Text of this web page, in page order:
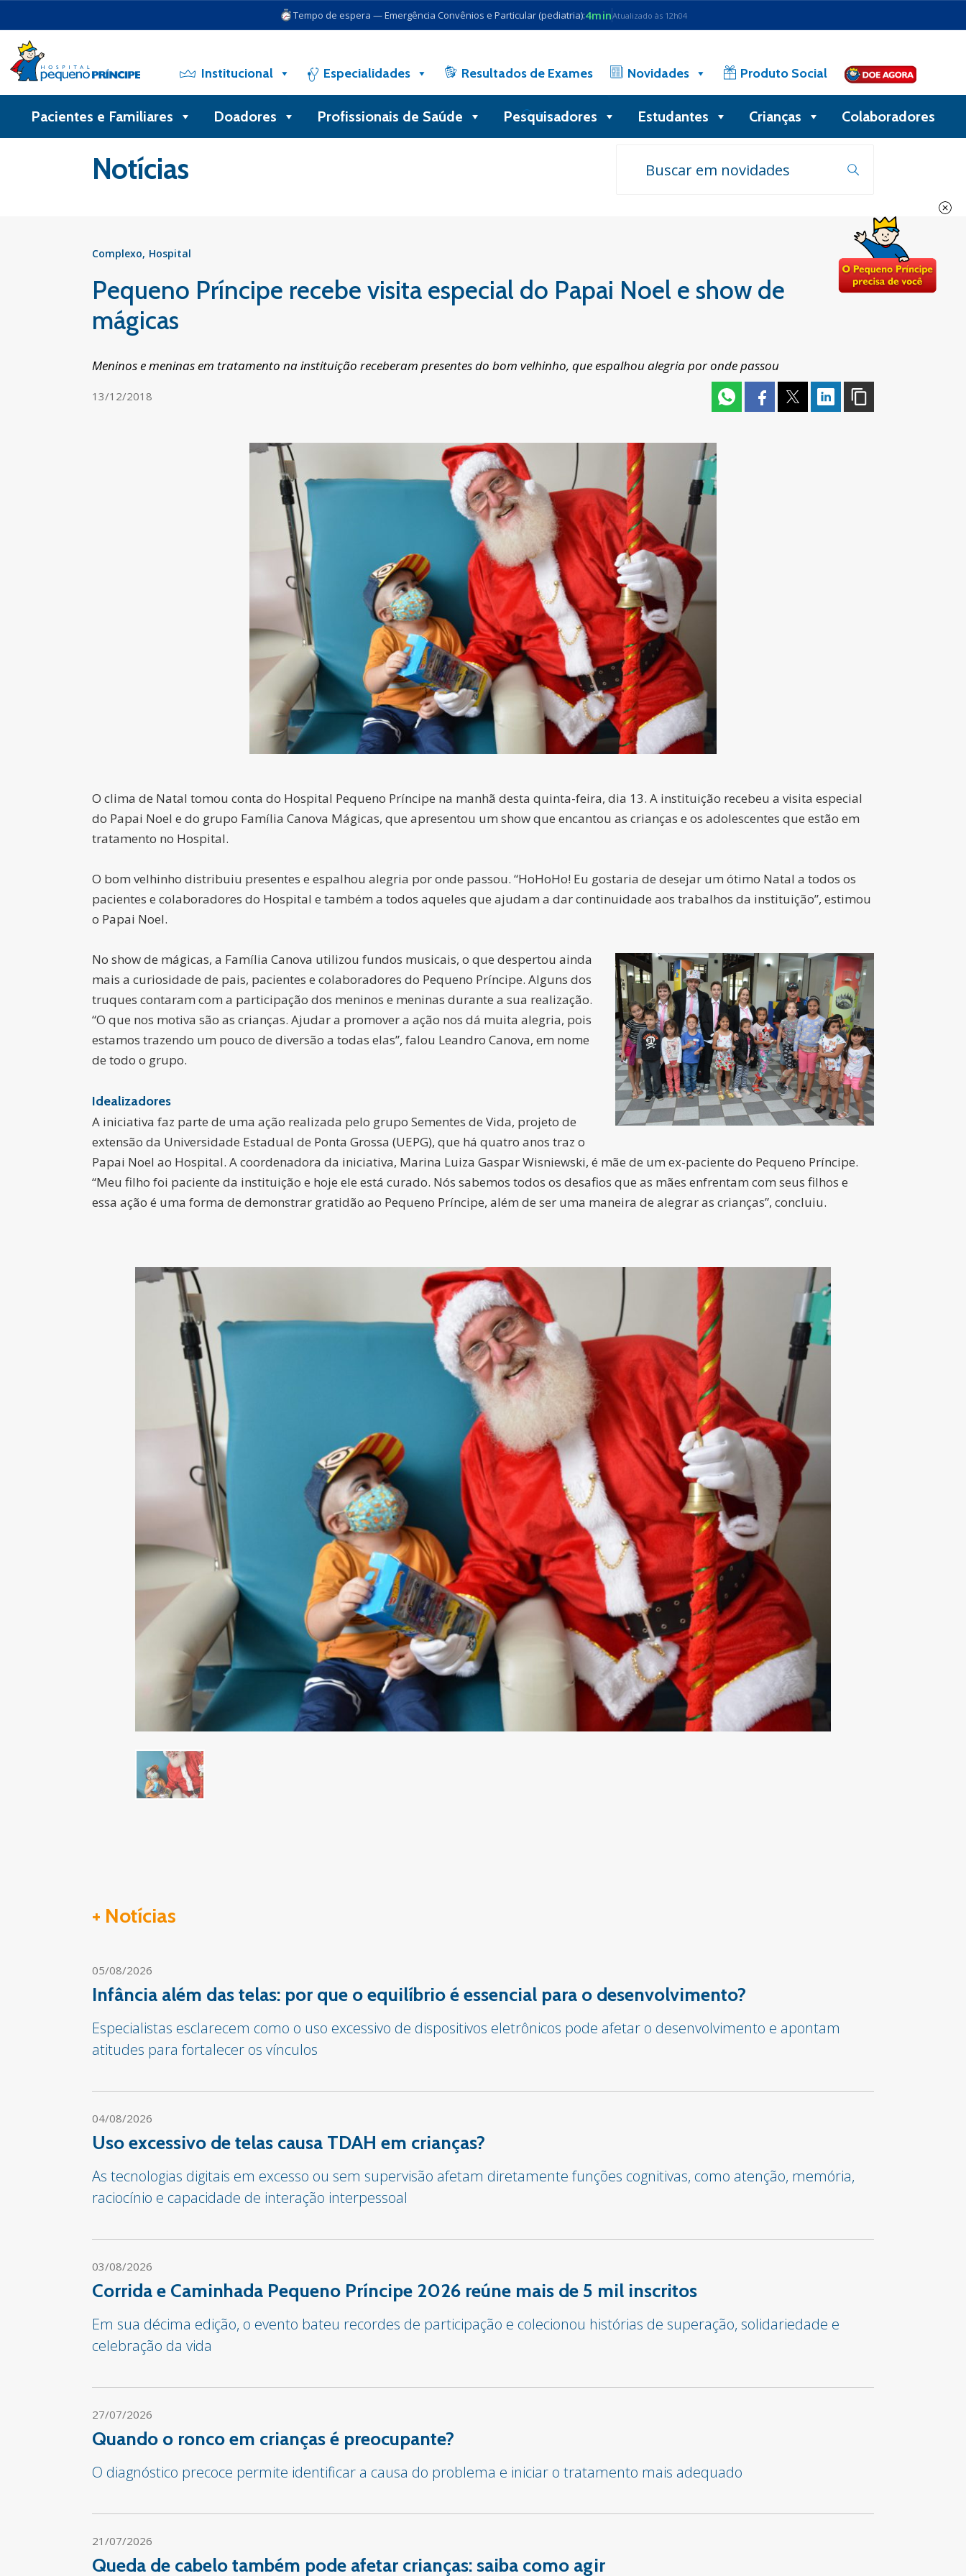
Tempo de espera — Emergência Convênios e Particular (pediatria):4minAtualizado às 12h04
Institucional Especialidades Resultados de Exames Novidades Produto Social
Busca
Pacientes e Familiares Doadores Profissionais de Saúde Pesquisadores Estudantes Crianças Colaboradores
Notícias
Complexo Hospital
Pequeno Príncipe recebe visita especial do Papai Noel e show de
mágicas
Meninos e meninas em tratamento na instituição receberam presentes do bom velhinho, que espalhou alegria por onde passou
13/12/2018
O clima de Natal tomou conta do Hospital Pequeno Príncipe na manhã desta quinta-feira, dia 13. A instituição recebeu a visita especial
do Papai Noel e do grupo Família Canova Mágicas, que apresentou um show que encantou as crianças e os adolescentes que estão em
tratamento no Hospital.
O bom velhinho distribuiu presentes e espalhou alegria por onde passou. “HoHoHo! Eu gostaria de desejar um ótimo Natal a todos os
pacientes e colaboradores do Hospital e também a todos aqueles que ajudam a dar continuidade aos trabalhos da instituição”, estimou
o Papai Noel.
No show de mágicas, a Família Canova utilizou fundos musicais, o que despertou ainda
mais a curiosidade de pais, pacientes e colaboradores do Pequeno Príncipe. Alguns dos
truques contaram com a participação dos meninos e meninas durante a sua realização.
“O que nos motiva são as crianças. Ajudar a promover a ação nos dá muita alegria, pois
estamos trazendo um pouco de diversão a todas elas”, falou Leandro Canova, em nome
de todo o grupo.
Idealizadores
A iniciativa faz parte de uma ação realizada pelo grupo Sementes de Vida, projeto de
extensão da Universidade Estadual de Ponta Grossa (UEPG), que há quatro anos traz o
Papai Noel ao Hospital. A coordenadora da iniciativa, Marina Luiza Gaspar Wisniewski, é mãe de um ex-paciente do Pequeno Príncipe.
“Meu filho foi paciente da instituição e hoje ele está curado. Nós sabemos todos os desafios que as mães enfrentam com seus filhos e
essa ação é uma forma de demonstrar gratidão ao Pequeno Príncipe, além de ser uma maneira de alegrar as crianças”, concluiu.
+ Notícias
05/08/2026
Infância além das telas: por que o equilíbrio é essencial para o desenvolvimento?
Especialistas esclarecem como o uso excessivo de dispositivos eletrônicos pode afetar o desenvolvimento e apontam
atitudes para fortalecer os vínculos
04/08/2026
Uso excessivo de telas causa TDAH em crianças?
As tecnologias digitais em excesso ou sem supervisão afetam diretamente funções cognitivas, como atenção, memória,
raciocínio e capacidade de interação interpessoal
03/08/2026
Corrida e Caminhada Pequeno Príncipe 2026 reúne mais de 5 mil inscritos
Em sua décima edição, o evento bateu recordes de participação e colecionou histórias de superação, solidariedade e
celebração da vida
27/07/2026
Quando o ronco em crianças é preocupante?
O diagnóstico precoce permite identificar a causa do problema e iniciar o tratamento mais adequado
21/07/2026
Queda de cabelo também pode afetar crianças: saiba como agir